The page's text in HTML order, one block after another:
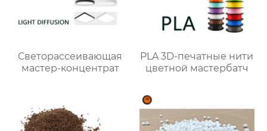
Светорассеивающая
мастер-концентрат
PLA 3D-печатные нити
цветной мастербатч